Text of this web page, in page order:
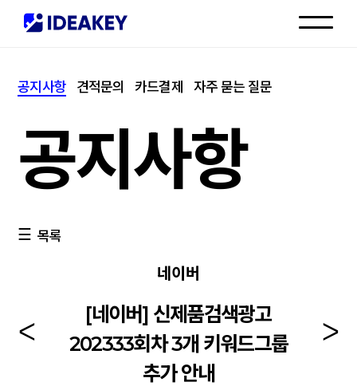
고객센터
공지사항 견적문의 카드결제 자주 묻는 질문
공지사항
목록
네이버
[네이버] 신제품검색광고
202333회차 3개 키워드그룹
추가 안내